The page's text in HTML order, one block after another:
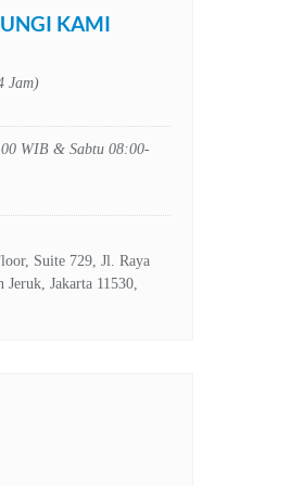
KAMI
Jam)
WIB & Sabtu 08:00-
Suite 729, Jl. Raya
Jakarta 11530,